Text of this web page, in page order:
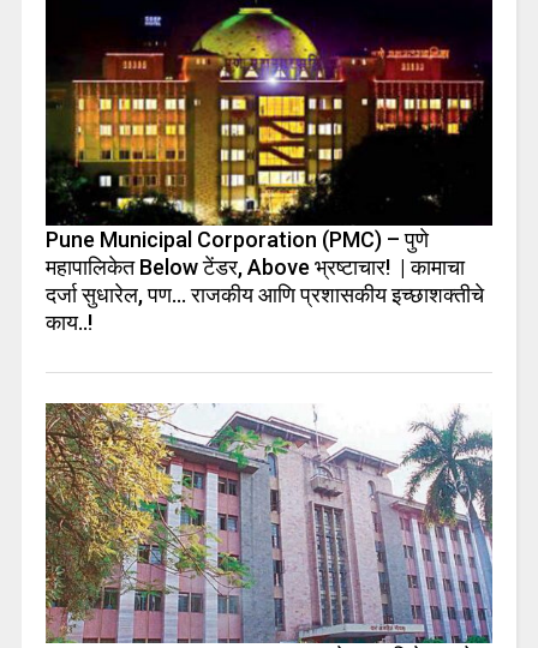
Pune Municipal Corporation (PMC) – पुणे
महापालिकेत Below टेंडर, Above भ्रष्टाचार! | कामाचा
दर्जा सुधारेल, पण… राजकीय आणि प्रशासकीय इच्छाशक्तीचे
काय..!